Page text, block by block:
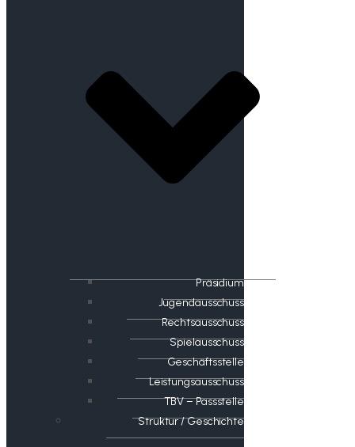
Präsidium
Jugendausschuss
Rechtsausschuss
Spielausschuss
Geschäftsstelle
Leistungsausschuss
TBV – Passstelle
Struktur / Geschichte